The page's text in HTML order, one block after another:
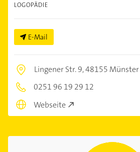
LOGOPÄDIE
E-Mail
Lingener Str. 9,48155 Münster
0251 96 19 29 12
Webseite